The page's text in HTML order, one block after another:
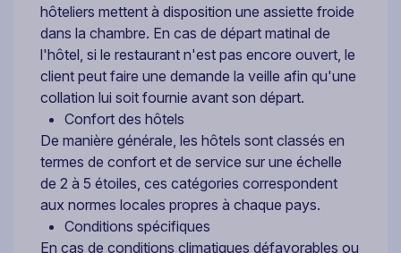
hôteliers mettent à disposition une assiette froide
dans la chambre. En cas de départ matinal de
l'hôtel, si le restaurant n'est pas encore ouvert, le
client peut faire une demande la veille afin qu'une
collation lui soit fournie avant son départ.
Confort des hôtels
De manière générale, les hôtels sont classés en
termes de confort et de service sur une échelle
de 2 à 5 étoiles, ces catégories correspondent
aux normes locales propres à chaque pays.
Conditions spécifiques
En cas de conditions climatiques défavorables ou